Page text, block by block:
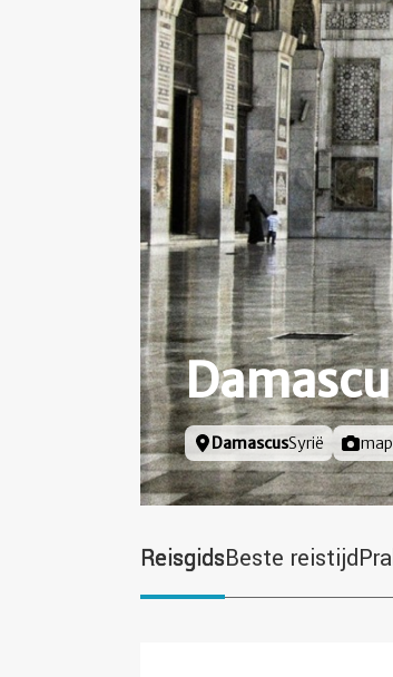
Locatie
DamascusSyrië Foto
ReisgidsBeste reistijd